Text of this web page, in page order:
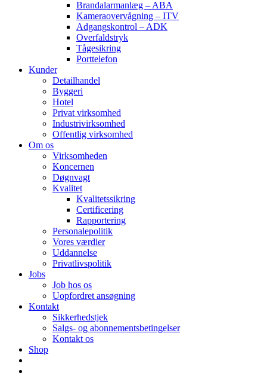
Brandalarmanlæg – ABA
Kameraovervågning – ITV
Adgangskontrol – ADK
Overfaldstryk
Tågesikring
Porttelefon
Kunder
Detailhandel
Byggeri
Hotel
Privat virksomhed
Industrivirksomhed
Offentlig virksomhed
Om os
Virksomheden
Koncernen
Døgnvagt
Kvalitet
Kvalitetssikring
Certificering
Rapportering
Personalepolitik
Vores værdier
Uddannelse
Privatlivspolitik
Jobs
Job hos os
Uopfordret ansøgning
Kontakt
Sikkerhedstjek
Salgs- og abonnementsbetingelser
Kontakt os
Shop